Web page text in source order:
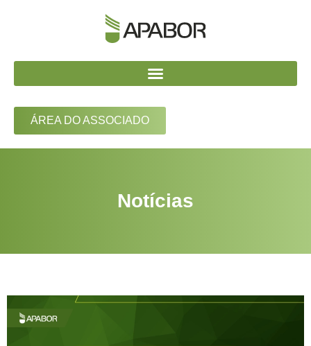
ÁREA DO ASSOCIADO
Notícias